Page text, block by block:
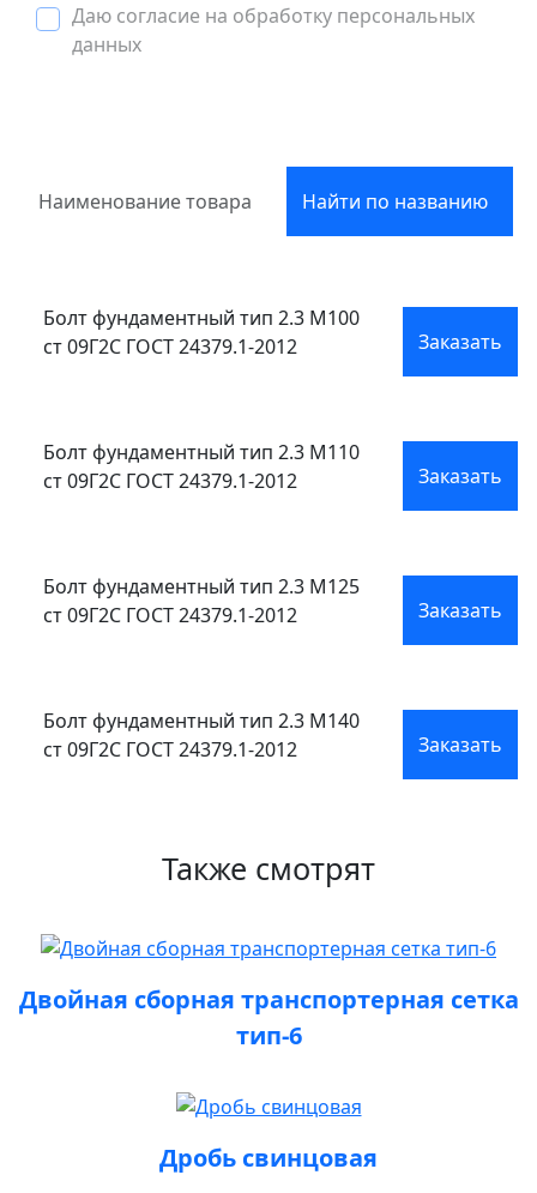
Даю согласие на обработку персональных
данных
Найти по названию
Болт фундаментный тип 2.3 М100
ст 09Г2С ГОСТ 24379.1-2012
Заказать
Болт фундаментный тип 2.3 М110
ст 09Г2С ГОСТ 24379.1-2012
Заказать
Болт фундаментный тип 2.3 М125
ст 09Г2С ГОСТ 24379.1-2012
Заказать
Болт фундаментный тип 2.3 М140
ст 09Г2С ГОСТ 24379.1-2012
Заказать
Также смотрят
Двойная сборная транспортерная сетка
тип-6
Дробь свинцовая